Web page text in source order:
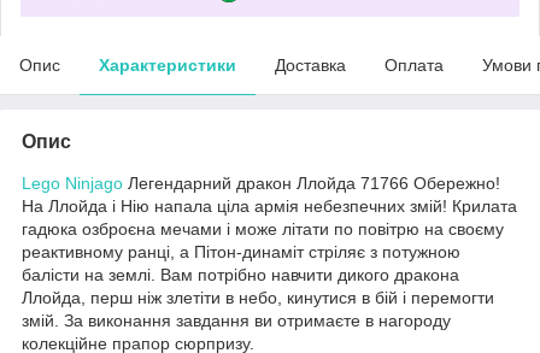
Опис Характеристики Доставка Оплата Умови
Опис
Lego Ninjago Легендарний дракон Ллойда 71766 Обережно!
На Ллойда і Нію напала ціла армія небезпечних змій! Крилата
гадюка озброєна мечами і може літати по повітрю на своєму
реактивному ранці, а Пітон-динаміт стріляє з потужною
балісти на землі. Вам потрібно навчити дикого дракона
Ллойда, перш ніж злетіти в небо, кинутися в бій і перемогти
змій. За виконання завдання ви отримаєте в нагороду
колекційне прапор сюрпризу.